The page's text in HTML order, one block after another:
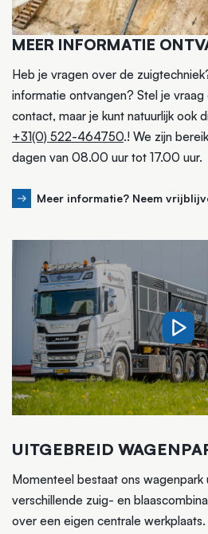
MEER INFORMATIE
Heb je vragen over de
informatie ontvangen? Stel je
contact, maar je kunt natuurlijk ook
+31(0) 522-464750.! We zijn
dagen van 08.00 uur tot 17.00 uur.
Meer informatie? Neem
UITGEBREID
Momenteel bestaat ons wagenpark
verschillende zuig- en
over een eigen centrale